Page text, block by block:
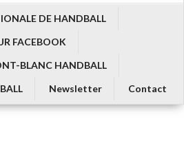
DE HANDBALL
FACEBOOK
BLANC HANDBALL
Newsletter Contact